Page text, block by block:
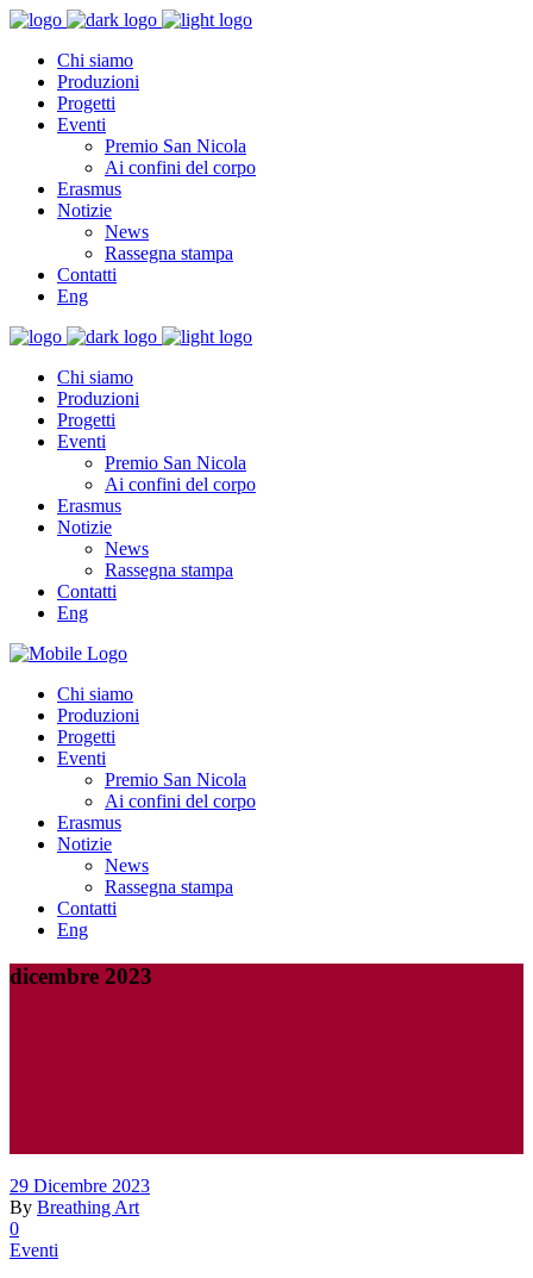
Chi siamo
Produzioni
Progetti
Eventi
Premio San Nicola
Ai confini del corpo
Erasmus
Notizie
News
Rassegna stampa
Contatti
Eng
Chi siamo
Produzioni
Progetti
Eventi
Premio San Nicola
Ai confini del corpo
Erasmus
Notizie
News
Rassegna stampa
Contatti
Eng
Chi siamo
Produzioni
Progetti
Eventi
Premio San Nicola
Ai confini del corpo
Erasmus
Notizie
News
Rassegna stampa
Contatti
Eng
dicembre 2023
29 Dicembre 2023
By Breathing Art
0
Eventi